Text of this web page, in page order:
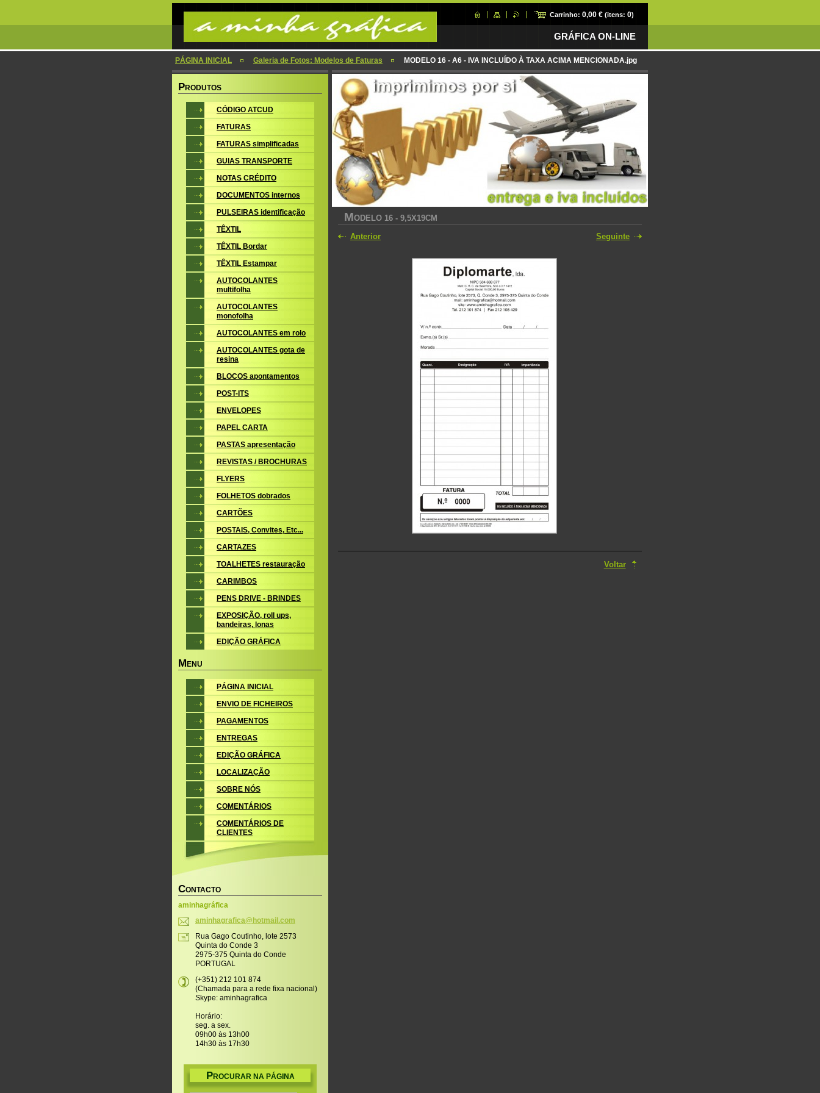
Carrinho: 0,00 € (itens: 0)
GRÁFICA ON-LINE
PÁGINA INICIAL Galeria de Fotos: Modelos de Faturas MODELO 16 - A6 - IVA INCLUÍDO À TAXA ACIMA MENCIONADA.jpg
MODELO 16 - 9,5X19CM
Anterior
Seguinte
Voltar
PRODUTOS
CÓDIGO ATCUD
FATURAS
FATURAS simplificadas
GUIAS TRANSPORTE
NOTAS CRÉDITO
DOCUMENTOS internos
PULSEIRAS identificação
TÊXTIL
TÊXTIL Bordar
TÊXTIL Estampar
AUTOCOLANTES
multifolha
AUTOCOLANTES
monofolha
AUTOCOLANTES em rolo
AUTOCOLANTES gota de
resina
BLOCOS apontamentos
POST-ITS
ENVELOPES
PAPEL CARTA
PASTAS apresentação
REVISTAS / BROCHURAS
FLYERS
FOLHETOS dobrados
CARTÕES
POSTAIS, Convites, Etc...
CARTAZES
TOALHETES restauração
CARIMBOS
PENS DRIVE - BRINDES
EXPOSIÇÃO, roll ups,
bandeiras, lonas
EDIÇÃO GRÁFICA
M ENU
PÁGINA INICIAL
ENVIO DE FICHEIROS
PAGAMENTOS
ENTREGAS
EDIÇÃO GRÁFICA
LOCALIZAÇÃO
SOBRE NÓS
COMENTÁRIOS
COMENTÁRIOS DE
CLIENTES
CONTACTO
aminhagráfica
aminhagrafica@hotmail.com
Rua Gago Coutinho, lote 2573
Quinta do Conde 3
2975-375 Quinta do Conde
PORTUGAL
(+351) 212 101 874
(Chamada para a rede fixa nacional)
Skype: aminhagrafica
Horário:
seg. a sex.
09h00 às 13h00
14h30 às 17h30
PROCURAR NA PÁGINA